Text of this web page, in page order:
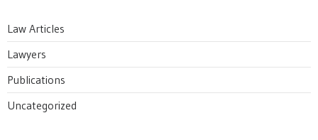
Law Articles
Lawyers
Publications
Uncategorized